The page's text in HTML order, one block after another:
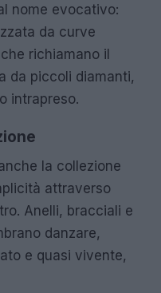
nome evocativo:
da curve
richiamano il
da piccoli diamanti,
intrapreso.
la collezione
attraverso
Anelli, bracciali e
danzare,
e quasi vivente,